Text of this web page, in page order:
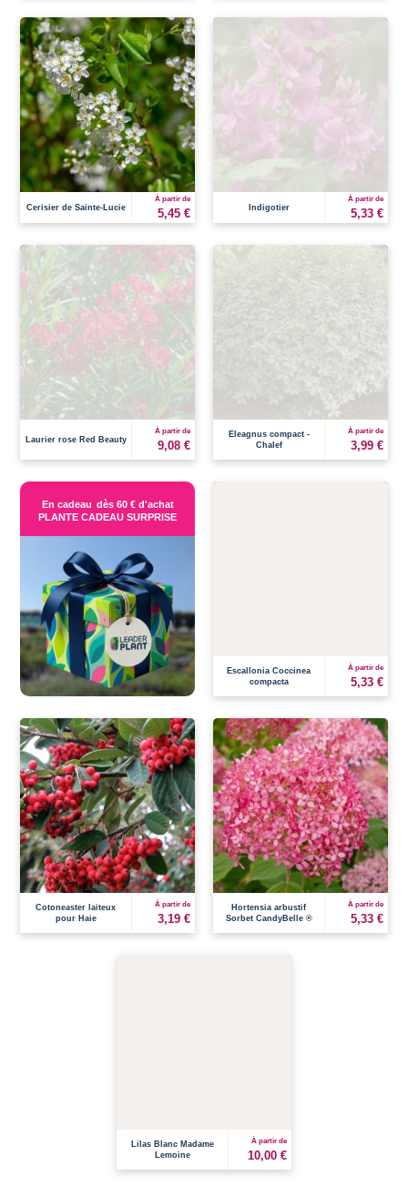
Cerisier de Sainte-Lucie
À partir de
5,45 € Indigotier
À partir de
5,33 €
Laurier rose Red Beauty
À partir de
9,08 €
Eleagnus compact -
Chalef
À partir de
3,99 €
En cadeau dès 60 € d'achat
PLANTE CADEAU SURPRISE
Escallonia Coccinea
compacta
À partir de
5,33 €
Cotoneaster laiteux
pour Haie
À partir de
3,19 €
Hortensia arbustif
Sorbet CandyBelle ®
À partir de
5,33 €
Lilas Blanc Madame
Lemoine
À partir de
10,00 €